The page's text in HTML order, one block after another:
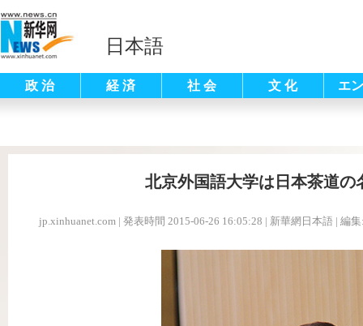
日本語
政 治 経 済 社 会 文 化 エ
北京外国語大学は日本茶道
jp.xinhuanet.com | 発表時間 2015-06-26 16:05:28 | 新華網日本語 | 編